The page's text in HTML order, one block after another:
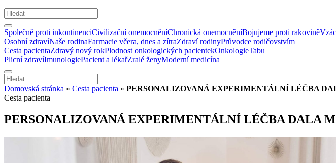
Společně proti inkontinenciCivilizační onemocněníChronická onemocněníBojujeme proti rakovině
Osobní zdravíNaše rodinaFarmacie včera, dnes a zítraZdraví rodinyPrůvodce rodičovstvím
Cesta pacientaZdravý nový rokPlodnost onkologických pacientekOnkologieTabu
Plicní zdravíImunologiePacient a lékařZralé ženyModerní medicína
Domovská stránka » Cesta pacienta » PERSONALIZOVANÁ EXPERIMENTÁLNÍ LÉČBA
Cesta pacienta
PERSONALIZOVANÁ EXPERIMENTÁLNÍ LÉČBA DALA